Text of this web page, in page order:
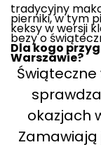
tradycyjny
pierniki, w tym
keksy w wersji
bezy o
Dla kogo
Warszawie?
Świąteczne
okazjach
Zamawiają